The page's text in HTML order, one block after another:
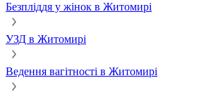
Безпліддя у жінок в Житомирі
УЗД в Житомирі
Ведення вагітності в Житомирі